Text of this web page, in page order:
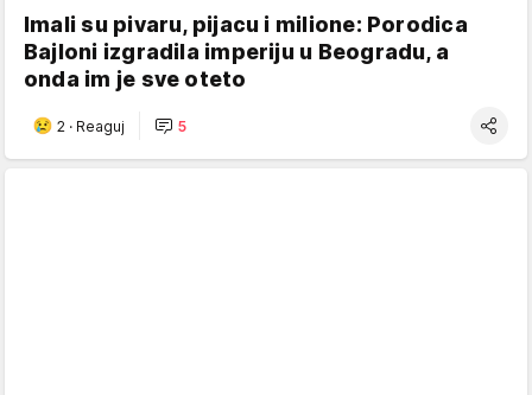
Imali su pivaru, pijacu i milione: Porodica
Bajloni izgradila imperiju u Beogradu, a
onda im je sve oteto
2 · Reaguj 5